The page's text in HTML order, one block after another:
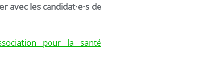
avec les candidat·e·s de
pour la santé